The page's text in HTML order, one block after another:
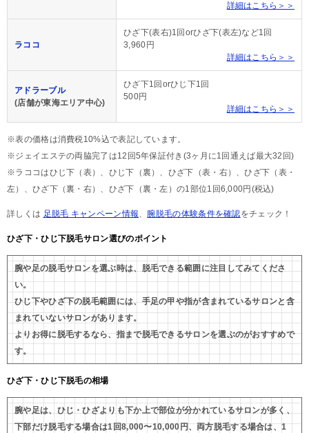
詳細はこちら＞＞
ラココ
ひざ下(表右)1回orひざ下(表左)など1回
3,960円
詳細はこちら＞＞
アドラーブル
(店舗が東海エリア中心)
ひざ下1回orひじ下1回
500円
詳細はこちら＞＞
※表の価格は消費税10%込で表記しています。
※ジェイエステの両脇完了は12回5年保証付き(3ヶ月に1回通えば最大32回)
※ラココはひじ下（表）、ひじ下（裏）、ひざ下（表・右）、ひざ下（表・
左）、ひざ下（裏・右）、ひざ下（裏・左）の1部位1回6,000円(税込)
詳しくは 足脱毛 キャンペーン情報、 腕脱毛の体験条件を確認をチェック！
ひざ下・ひじ下脱毛サロン選びのポイント
腕や足の脱毛サロンを選ぶ時は、脱毛できる範囲に注目してみてくださ
い。
ひじ下やひざ下の脱毛範囲には、手足の甲や指が含まれているサロンと含
まれていないサロンがあります。
よりお得に脱毛するなら、指まで脱毛できるサロンを選ぶのがおすすめで
す。
ひざ下・ひじ下脱毛の相場
腕や足は、ひじ・ひざよりも下か上で部位が分かれているサロンが多く、
下部だけ脱毛する場合は1回8,000〜10,000円、両方脱毛する場合は、1